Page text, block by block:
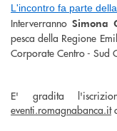
L'incontro fa parte
InterverrannoSimona
pesca della Regione
Corporate Centro - Sud
E' gradita
eventi.romagnabanca.it